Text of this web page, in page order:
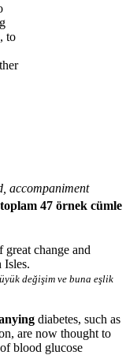
to
accompaniment
47 örnek cümle
change and
Isles.
değişim ve buna eşlik
diabetes, such as
are now thought to
blood glucose